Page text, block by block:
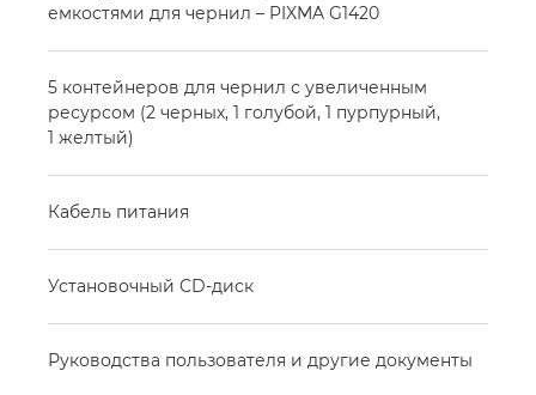
емкостями для чернил – PIXMA G1420
5 контейнеров для чернил с увеличенным
ресурсом (2 черных, 1 голубой, 1 пурпурный,
1 желтый)
Кабель питания
Установочный CD-диск
Руководства пользователя и другие документы